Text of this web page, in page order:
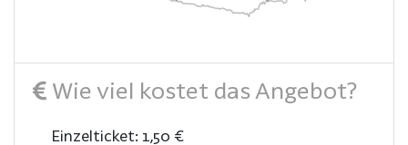
Wie viel kostet das Angebot?
Einzelticket: 1,50 €